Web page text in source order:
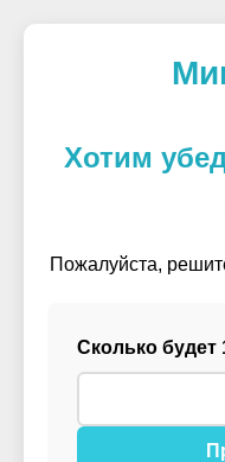
Хотим
Пожалуйста,
Сколько будет